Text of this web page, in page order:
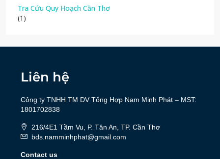
Tra Cứu Quy Hoạch Cần Thơ
(1)
Liên hệ
Công ty TNHH TM DV Tổng Hợp Nam Minh Phát – MST:
1801702838
216/4E1 Tầm Vu, P. Tân An, TP. Cần Thơ
bds.namminhphat@gmail.com
Contact us